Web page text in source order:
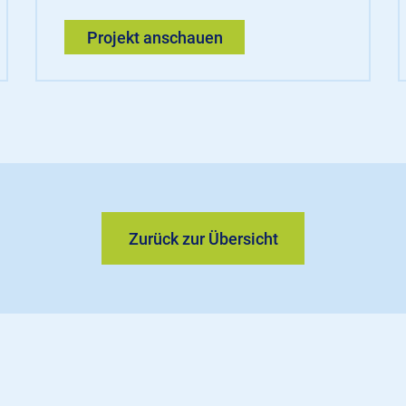
Projekt anschauen
Zurück zur Übersicht